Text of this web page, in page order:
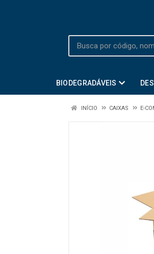
BIODEGRADÁVEIS
INÍCIO CAIXAS E-